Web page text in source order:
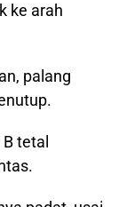
ke arah
palang
tetal